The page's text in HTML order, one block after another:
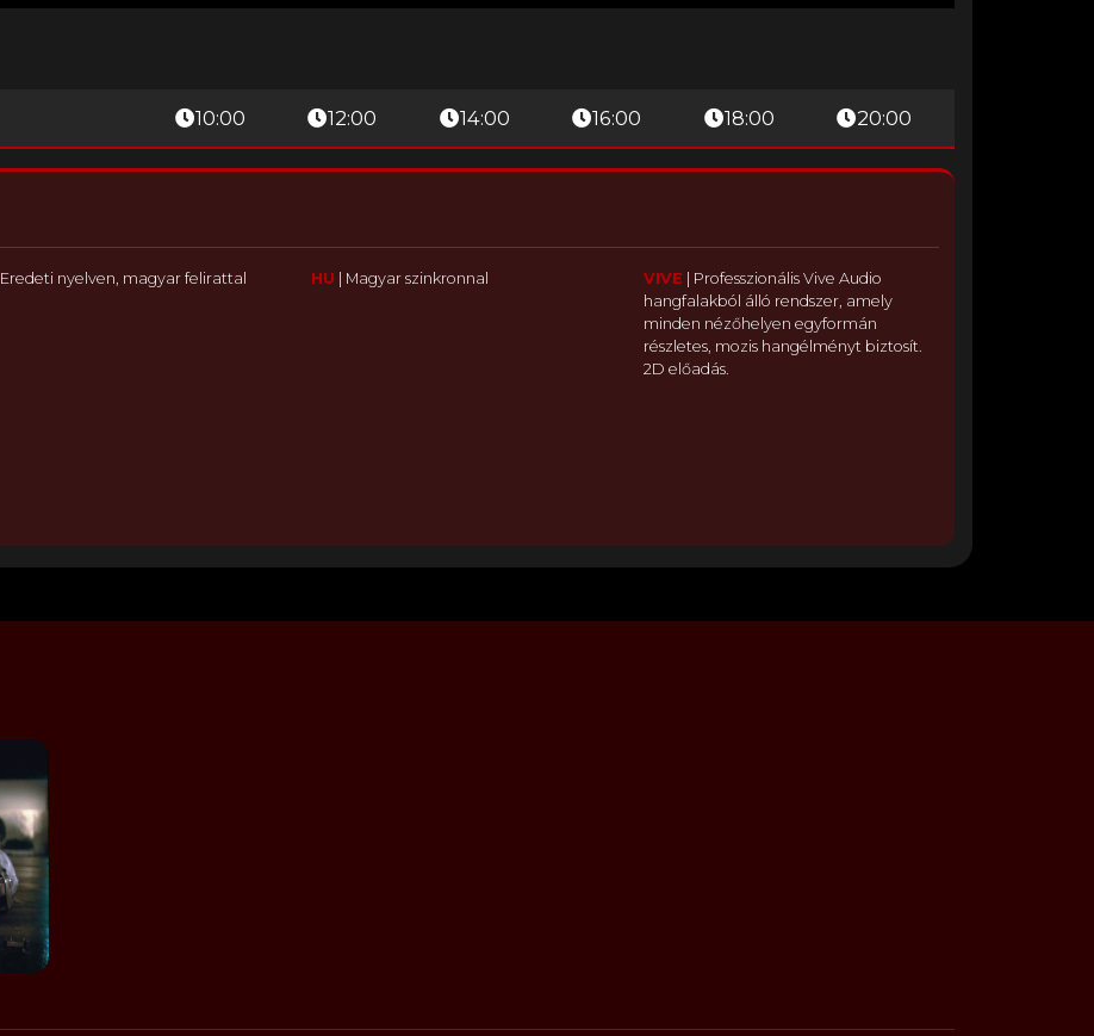
10:00 12:00 14:00 16:00 18:00 20:00
Eredeti nyelven, magyar felirattal HU | Magyar szinkronnal VIVE | Professzionális Vive Audio
hangfalakból álló rendszer, amely
minden nézőhelyen egyformán
részletes, mozis hangélményt biztosít.
2D előadás.